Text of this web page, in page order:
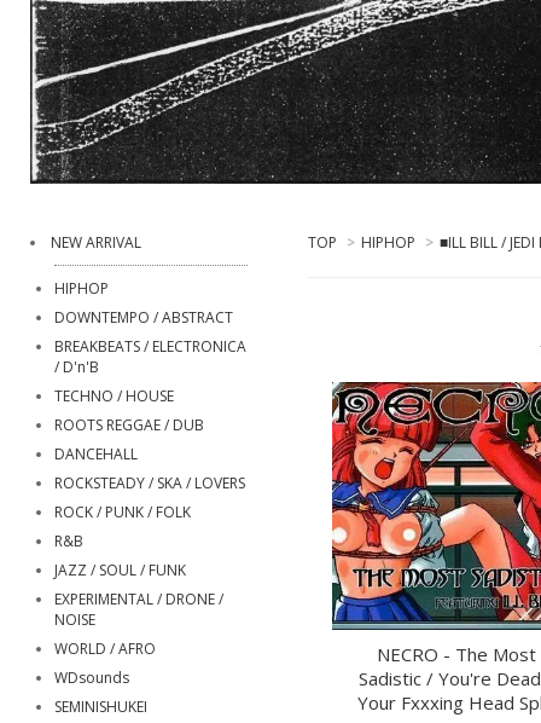
TOP > HIPHOP > ■ILL BILL /
NECRO - The Most
Sadistic / You're
Your Fxxxing Head
NEW ARRIVAL
HIPHOP
DOWNTEMPO / ABSTRACT
BREAKBEATS / ELECTRONICA
/ D'n'B
TECHNO / HOUSE
ROOTS REGGAE / DUB
DANCEHALL
ROCKSTEADY / SKA / LOVERS
ROCK / PUNK / FOLK
R&B
JAZZ / SOUL / FUNK
EXPERIMENTAL / DRONE /
NOISE
WORLD / AFRO
WDsounds
SEMINISHUKEI